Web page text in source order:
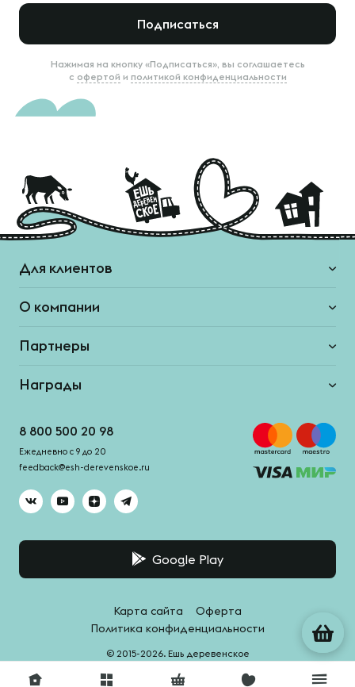
Подписаться
Нажимая на кнопку «Подписаться», вы соглашаетесь
с офертой и политикой конфиденциальности
Для клиентов
О компании
Партнеры
Награды
8 800 500 20 98
Ежедневно с 9 до 20
feedback@esh-derevenskoe.ru
Google Play
© 2015-2026. Ешь деревенское
Карта сайта
Оферта
Политика конфиденциальности
Система качества - HACCPro